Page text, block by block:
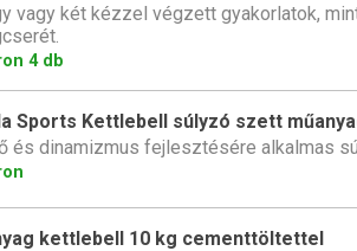
vagy két kézzel végzett gyakorlatok,
4 db
Sports Kettlebell súlyzó szett
és dinamizmus fejlesztésére alkalmas
kettlebell 10 kg cementtöltettel